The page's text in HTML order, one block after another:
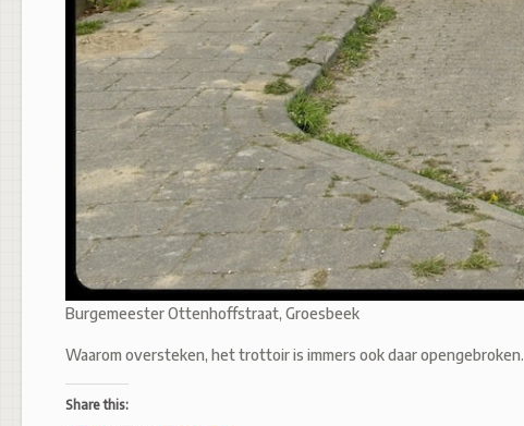
Burgemeester Ottenhoffstraat, Groesbeek
Waarom oversteken, het trottoir is immers ook daar opengebroken.
Share this: